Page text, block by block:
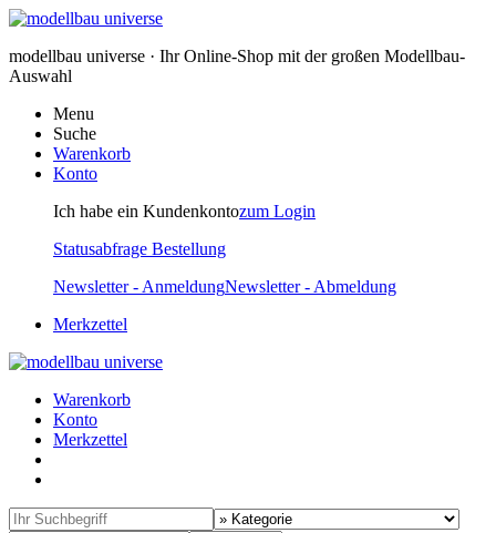
modellbau universe · Ihr Online-Shop mit der großen Modellbau-
Auswahl
Menu
Suche
Warenkorb
Konto
Ich habe ein Kundenkontozum Login
Statusabfrage Bestellung
Newsletter - AnmeldungNewsletter - Abmeldung
Merkzettel
Warenkorb
Konto
Merkzettel